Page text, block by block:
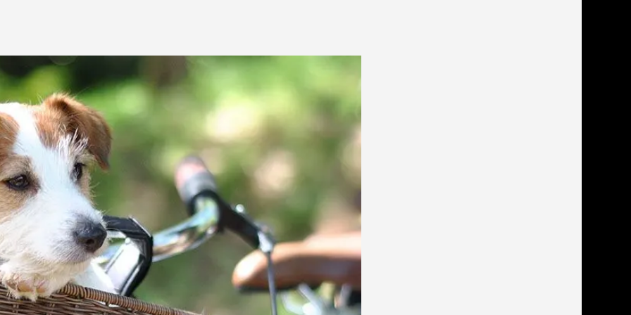
для
туалета
туалет
Батарейки
игрушки
Из натуральных
материалов
Игрушки с чипом
Интерактивные
Мыши
Мячики для кошек
Развивающие
С мятой
Текстильные
Дразнилки
Лазерные указки
Для короткошерстных
С хлоргексидином
Для белых кошек
Гипоаллергенный
Уход за глазами
Уход за ушами
Парфюм
Зубная паста
коррекция
поведения и
средства от запаха
Отпугиватели